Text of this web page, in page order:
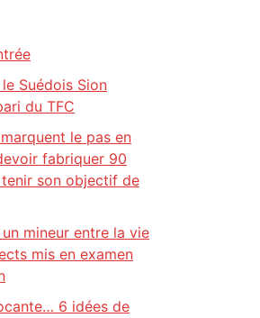
Suédois Sion
du TFC
le pas en
fabriquer 90
son objectif de
mineur entre la vie
mis en examen
6 idées de